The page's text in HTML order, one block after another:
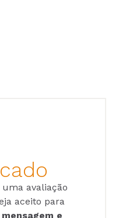
avaliação
aceito para
e